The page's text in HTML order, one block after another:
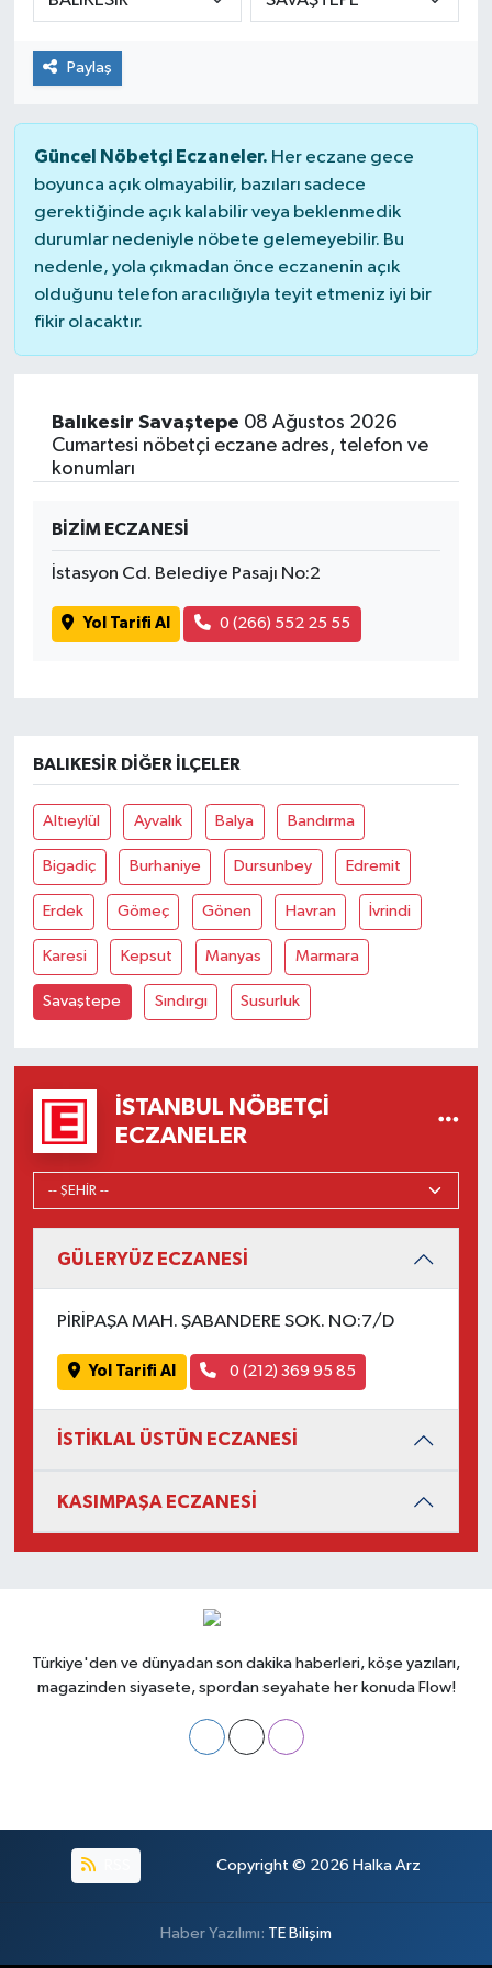
Paylaş
Güncel Nöbetçi Eczaneler. Her eczane gece
boyunca açık olmayabilir, bazıları sadece
gerektiğinde açık kalabilir veya beklenmedik
durumlar nedeniyle nöbete gelemeyebilir. Bu
nedenle, yola çıkmadan önce eczanenin açık
olduğunu telefon aracılığıyla teyit etmeniz iyi bir
fikir olacaktır.
Balıkesir Savaştepe 08 Ağustos 2026
Cumartesi nöbetçi eczane adres, telefon ve
konumları
BİZİM ECZANESİ
İstasyon Cd. Belediye Pasajı No:2
Yol Tarifi Al 0 (266) 552 25 55
BALIKESIR DIĞER İLÇELER
Altıeylül Ayvalık Balya Bandırma
Bigadiç Burhaniye Dursunbey Edremit
Erdek Gömeç Gönen Havran İvrindi
Karesi Kepsut Manyas Marmara
Savaştepe Sındırgı Susurluk
İSTANBUL NÖBETÇI
ECZANELER
GÜLERYÜZ ECZANESİ
PİRİPAŞA MAH. ŞABANDERE SOK. NO:7/D
Yol Tarifi Al 0 (212) 369 95 85
İSTİKLAL ÜSTÜN ECZANESİ
KASIMPAŞA ECZANESİ
Türkiye'den ve dünyadan son dakika haberleri, köşe yazıları,
magazinden siyasete, spordan seyahate her konuda Flow!
Copyright © 2026 Halka Arz
Haber Yazılımı: TE Bilişim